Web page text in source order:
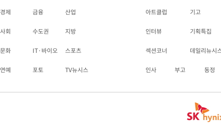
경제 금융 산업
사회 수도권 지방
문화 IT·바이오 스포츠
연예 포토 TV뉴시스
아트클럽 기고
인터뷰 기획특집
섹션코너 데일리뉴시
인사 부고 동정